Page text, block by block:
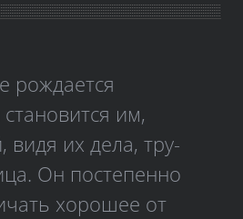
рождается
им,
видя их дела, тру­
Он постепенно
хорошее от